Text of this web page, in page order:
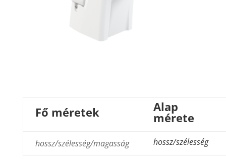
Fő méretek Alap
mérete
hossz/szélesség/magasság hossz/szélesség